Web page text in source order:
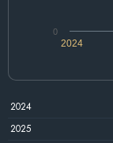
2024
0
2024
2025